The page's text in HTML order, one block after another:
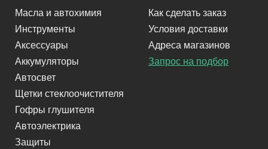
Масла и автохимия
Инструменты
Аксессуары
Аккумуляторы
Автосвет
Щетки стеклоочистителя
Гофры глушителя
Автоэлектрика
Защиты
Как сделать заказ
Условия доставки
Адреса магазинов
Запрос на подбор